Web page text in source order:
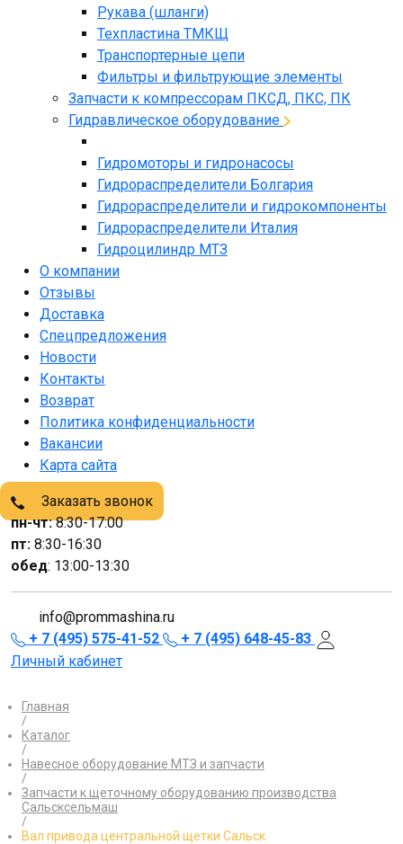
Рукава (шланги)
Техпластина ТМКЩ
Транспортерные цепи
Фильтры и фильтрующие элементы
Запчасти к компрессорам ПКСД, ПКС, ПК
Гидравлическое оборудование
Гидромоторы и гидронасосы
Гидрораспределители Болгария
Гидрораспределители и гидрокомпоненты
Гидрораспределители Италия
Гидроцилиндр МТЗ
О компании
Отзывы
Доставка
Спецпредложения
Новости
Контакты
Возврат
Политика конфиденциальности
Вакансии
Карта сайта
Заказать звонок
пн-чт:8:30-17:00
пт: 8:30-16:30
обед: 13:00-13:30
info@prommashina.ru
+ 7 (495) 575-41-52
+ 7 (495) 648-45-83
Личный кабинет
Главная
/
Каталог
/
Навесное оборудование МТЗ и запчасти
/
Запчасти к щеточному оборудованию производства
Сальсксельмаш
/
Вал привода центральной щетки Сальск